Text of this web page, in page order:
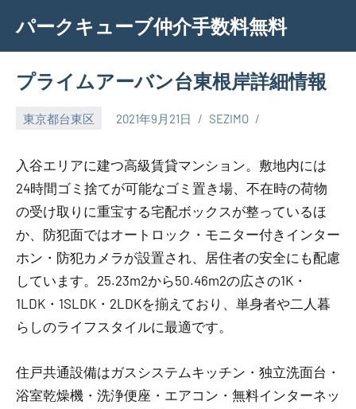
content
パークキューブ仲介手数料無料
プライムアーバン台東根岸詳細情報
東京都台東区 2021年9月21日 SEZIMO
入谷エリアに建つ高級賃貸マンション。敷地内には
24時間ゴミ捨てが可能なゴミ置き場、不在時の荷物
の受け取りに重宝する宅配ボックスが整っているほ
か、防犯面ではオートロック・モニター付きインター
ホン・防犯カメラが設置され、居住者の安全にも配慮
しています。25.23m2から50.46m2の広さの1K・
1LDK・1SLDK・2LDKを揃えており、単身者や二人暮
らしのライフスタイルに最適です。
住戸共通設備はガスシステムキッチン・独立洗面台・
浴室乾燥機・洗浄便座・エアコン・無料インターネッ